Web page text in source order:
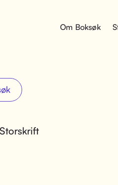
Om Boksøk
Storskrift